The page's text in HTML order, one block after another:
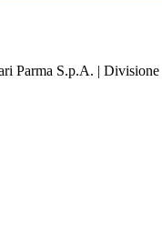
Parma S.p.A. |